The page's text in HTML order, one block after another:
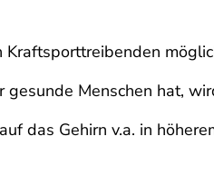
Menschen hat,
das Gehirn v.a. in